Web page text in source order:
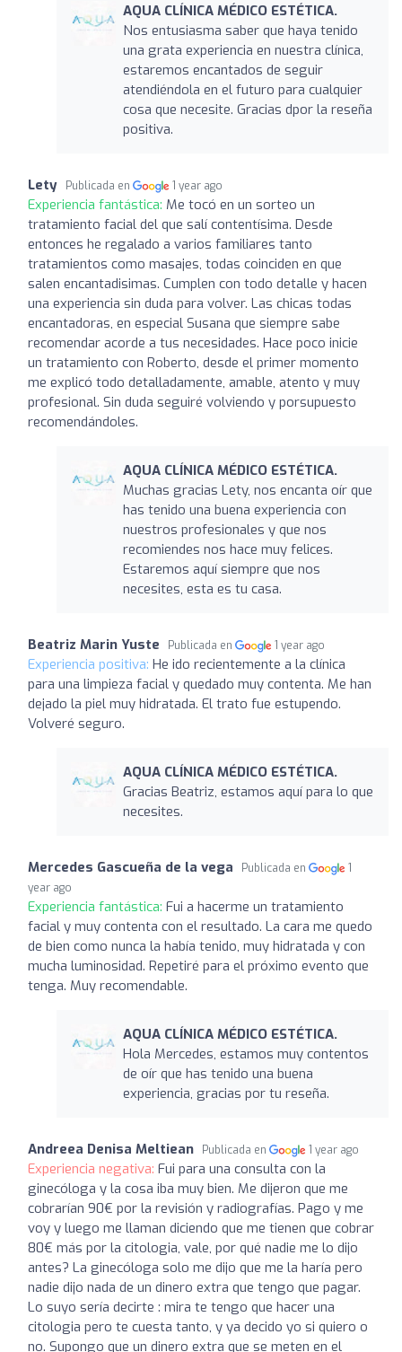
AQUA CLÍNICA MÉDICO ESTÉTICA.
Nos entusiasma saber que haya tenido
una grata experiencia en nuestra clínica,
estaremos encantados de seguir
atendiéndola en el futuro para cualquier
cosa que necesite. Gracias dpor la reseña
positiva.
Lety Publicada en 1 year ago
Experiencia fantástica: Me tocó en un sorteo un
tratamiento facial del que salí contentísima. Desde
entonces he regalado a varios familiares tanto
tratamientos como masajes, todas coinciden en que
salen encantadisimas. Cumplen con todo detalle y hacen
una experiencia sin duda para volver. Las chicas todas
encantadoras, en especial Susana que siempre sabe
recomendar acorde a tus necesidades. Hace poco inicie
un tratamiento con Roberto, desde el primer momento
me explicó todo detalladamente, amable, atento y muy
profesional. Sin duda seguiré volviendo y porsupuesto
recomendándoles.
AQUA CLÍNICA MÉDICO ESTÉTICA.
Muchas gracias Lety, nos encanta oír que
has tenido una buena experiencia con
nuestros profesionales y que nos
recomiendes nos hace muy felices.
Estaremos aquí siempre que nos
necesites, esta es tu casa.
Beatriz Marin Yuste Publicada en 1 year ago
Experiencia positiva: He ido recientemente a la clínica
para una limpieza facial y quedado muy contenta. Me han
dejado la piel muy hidratada. El trato fue estupendo.
Volveré seguro.
AQUA CLÍNICA MÉDICO ESTÉTICA.
Gracias Beatriz, estamos aquí para lo que
necesites.
Mercedes Gascueña de la vega Publicada en
1
year ago
Experiencia fantástica: Fui a hacerme un tratamiento
facial y muy contenta con el resultado. La cara me quedo
de bien como nunca la había tenido, muy hidratada y con
mucha luminosidad. Repetiré para el próximo evento que
tenga. Muy recomendable.
AQUA CLÍNICA MÉDICO ESTÉTICA.
Hola Mercedes, estamos muy contentos
de oír que has tenido una buena
experiencia, gracias por tu reseña.
Andreea Denisa Meltiean Publicada en 1 year ago
Experiencia negativa: Fui para una consulta con la
ginecóloga y la cosa iba muy bien. Me dijeron que me
cobrarían 90€ por la revisión y radiografías. Pago y me
voy y luego me llaman diciendo que me tienen que cobrar
80€ más por la citologia, vale, por qué nadie me lo dijo
antes? La ginecóloga solo me dijo que me la haría pero
nadie dijo nada de un dinero extra que tengo que pagar.
Lo suyo sería decirte : mira te tengo que hacer una
citologia pero te cuesta tanto, y ya decido yo si quiero o
no. Supongo que un dinero extra que se meten en el